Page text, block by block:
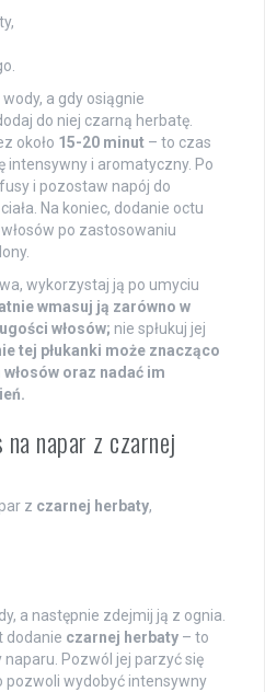
a gdy osiągnie
do niej czarną herbatę.
około 15-20 minut – to czas
intensywny i aromatyczny. Po
i pozostaw napój do
Na koniec, dodanie octu
po zastosowaniu
wykorzystaj ją po umyciu
wmasuj ją zarówno w
włosów; nie spłukuj jej
tej płukanki może znacząco
oraz nadać im
napar z czarnej
z czarnej herbaty,
a następnie zdejmij ją z ognia.
dodanie czarnej herbaty – to
Pozwól jej parzyć się
pozwoli wydobyć intensywny